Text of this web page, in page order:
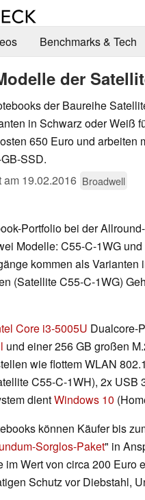
Benchmarks & Tech
der
der Baureihe
in Schwarz oder Weiß
650 Euro und arbeiten
SSD.
am 19.02.2016 Broadwell
Portfolio bei der Allround-
Modelle: C55-C-1WG
kommen als
(Satellite C55-C-1WG)
Core i3-5005U Dualcore-
und einer 256 GB großen
wie flottem WLAN
C55-C-1WH), 2x USB
dientWindows 10
können Käufer bis
Sorglos-Paket" in
im Wert von circa 200 Euro
Schutz vor Diebstahl,